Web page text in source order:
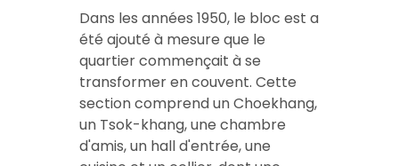
Dans les années 1950, le bloc est a
été ajouté à mesure que le
quartier commençait à se
transformer en couvent. Cette
section comprend un Choekhang,
un Tsok-khang, une chambre
d'amis, un hall d'entrée, une